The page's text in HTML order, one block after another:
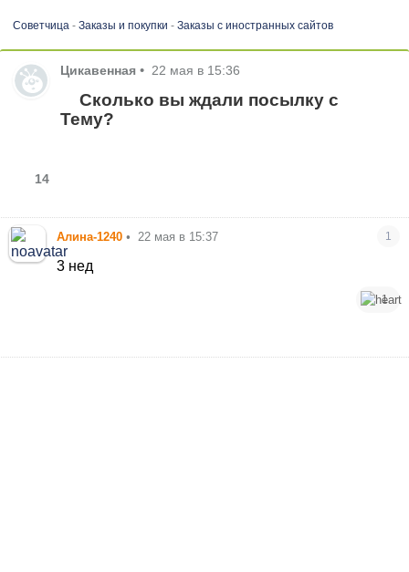
Советчица- Заказы и покупки - Заказы с иностранных сайтов
Цикавенная • 22 мая в 15:36
Сколько вы ждали посылку с
Тему?
14
Алина-1240 • 22 мая в 15:37 1
3 нед
1